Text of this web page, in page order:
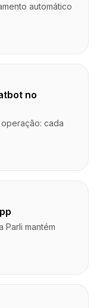
automático
no
cada
Parli mantém